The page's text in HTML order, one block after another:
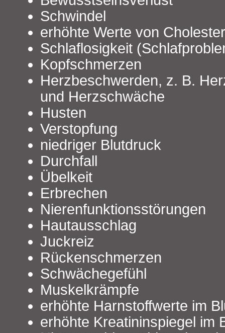
Schwindel
erhöhte Werte von
Schlaflosigkeit
Kopfschmerzen
Herzbeschwerden, z. B.
und Herzschwäche
Husten
Verstopfung
niedriger Blutdruck
Durchfall
Übelkeit
Erbrechen
Nierenfunktionsstörungen
Hautausschlag
Juckreiz
Rückenschmerzen
Schwächegefühl
Muskelkrämpfe
erhöhte Harnstoffwerte im
erhöhte Kreatininspiegel im